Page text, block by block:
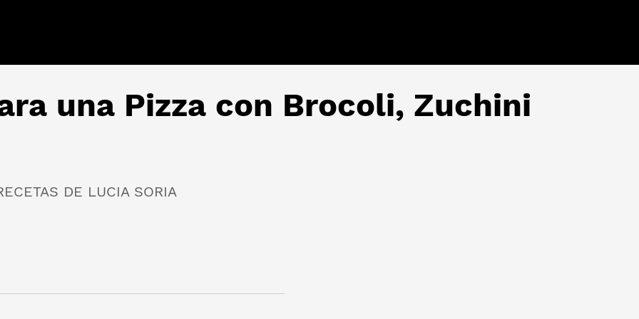
una Pizza con Brocoli, Zuchini
DE LUCIA SORIA